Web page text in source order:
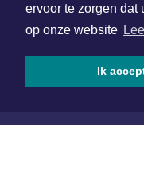
ervoor te zorgen dat
op onze website
Ik
www.xyto.nl